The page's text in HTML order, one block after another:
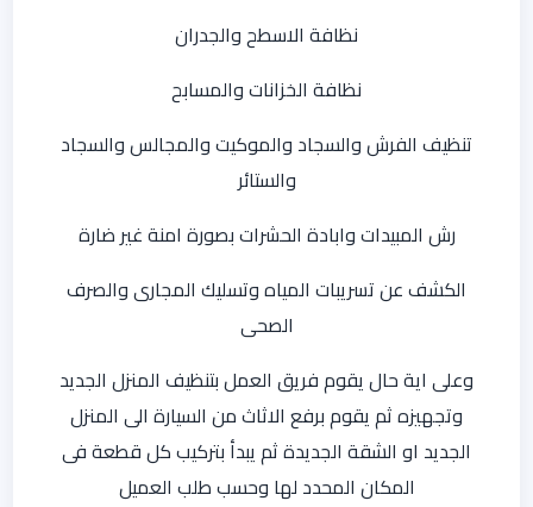
نظافة الاسطح والجدران
نظافة الخزانات والمسابح
تنظيف الفرش والسجاد والموكيت والمجالس والسجاد
والستائر
رش المبيدات وابادة الحشرات بصورة امنة غير ضارة
الكشف عن تسريبات المياه وتسليك المجارى والصرف
الصحى
وعلى اية حال يقوم فريق العمل بتنظيف المنزل الجديد
وتجهيزه ثم يقوم برفع الاثاث من السيارة الى المنزل
الجديد او الشقة الجديدة ثم يبدأ بتركيب كل قطعة فى
المكان المحدد لها وحسب طلب العميل